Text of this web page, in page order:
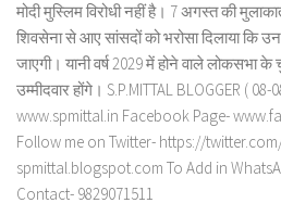
मोदी मुस्लिम विरोधी नहीं है। 7 अगस्त की
शिवसेना से आए सांसदों को भरोसा दिलाया कि
जाएगी। यानी वर्ष 2029 में होने वाले लोकसभा
उम्मीदवार होंगे। S.P.MITTAL BLOGGER (
www.spmittal.in Facebook Page-
Follow me on Twitter- https://
spmittal.blogspot.com To Add in
Contact- 9829071511